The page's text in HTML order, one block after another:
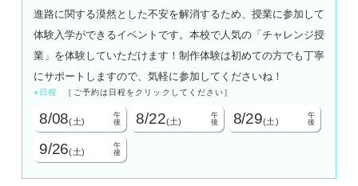
進路に関する漠然とした不安を解消するため、授業に参加して
体験入学ができるイベントです。本校で人気の「チャレンジ授
業」を体験していただけます！制作体験は初めての方でも丁寧
にサポートしますので、気軽に参加してくださいね！
日程 ［ご予約は日程をクリックしてください］
8/08(土)
午
後
8/22(土)
午
後
8/29(土)
午
後
9/26(土)
午
後